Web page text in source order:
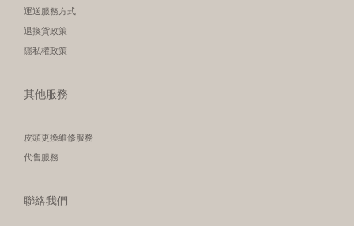
運送服務方式
退換貨政策
隱私權政策
其他服務
皮頭更換維修服務
代售服務
聯絡我們